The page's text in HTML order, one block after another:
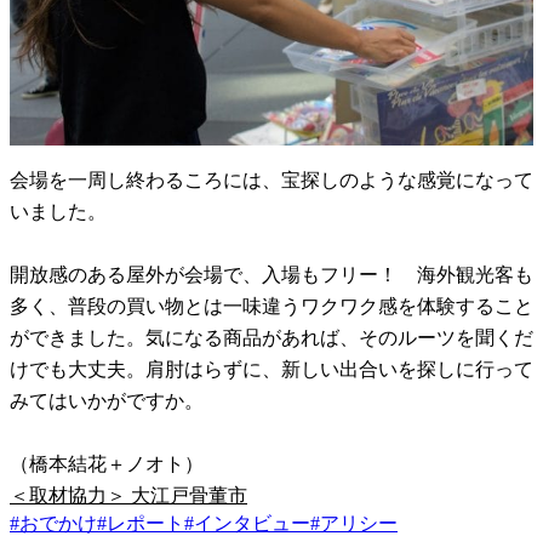
会場を一周し終わるころには、宝探しのような感覚になって
いました。
開放感のある屋外が会場で、入場もフリー！ 海外観光客も
多く、普段の買い物とは一味違うワクワク感を体験すること
ができました。気になる商品があれば、そのルーツを聞くだ
けでも大丈夫。肩肘はらずに、新しい出合いを探しに行って
みてはいかがですか。
（橋本結花＋ノオト）
＜取材協力＞ 大江戸骨董市
#おでかけ#レポート #インタビュー#アリシー